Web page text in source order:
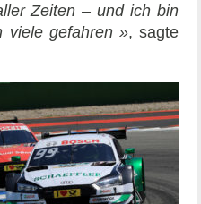
Zeiten – und ich bin
viele gefahren », sagte